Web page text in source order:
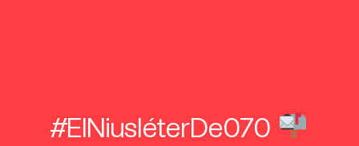
#ElNiusléterDe070